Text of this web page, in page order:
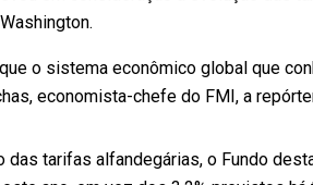
o sistema econômico global que
economista-chefe do FMI, a
tarifas alfandegárias, o Fundo